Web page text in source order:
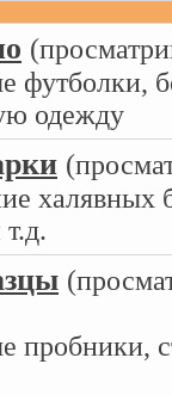
футболки,
одежду
халявных
пробники,